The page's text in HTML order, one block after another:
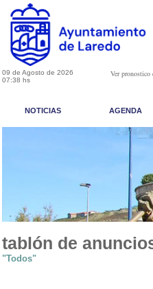
09 de Agosto de 2026
07:38 hs
Ver pronostico
NOTICIAS AGENDA
tablón de
"Todos"